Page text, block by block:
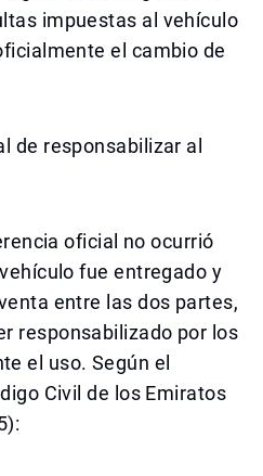
impuestas al vehículo
el cambio de
de responsabilizar al
oficial no ocurrió
fue entregado y
entre las dos partes,
responsabilizado por los
el uso. Según el
Civil de los Emiratos